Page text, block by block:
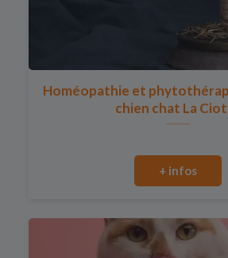
Homéopathie et
chien chat La
+ infos